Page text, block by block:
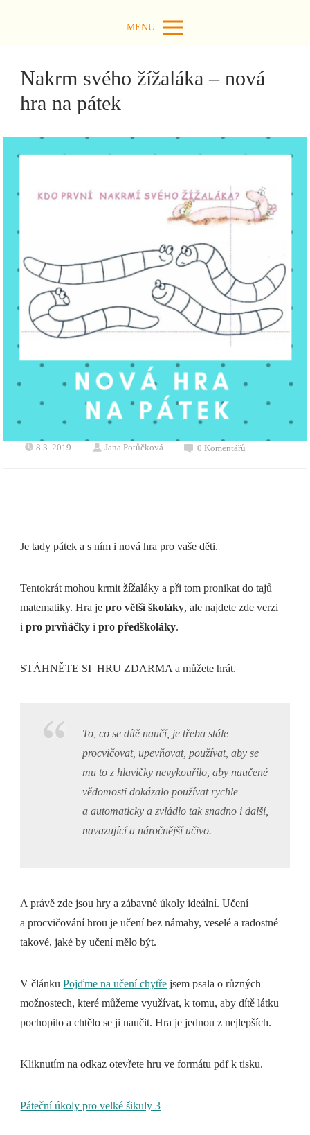
MENU
Nakrm svého žížaláka – nová
hra na pátek
8.3. 2019 Jana Potůčková 0 Komentářů
Je tady pátek a s ním i nová hra pro vaše děti.
Tentokrát mohou krmit žížaláky a při tom pronikat do tajů
matematiky. Hra jepro větší školáky, ale najdete zde verzi
ipro prvňáčky ipro předškoláky.
STÁHNĚTE SI HRU ZDARMA a můžete hrát.
To, co se dítě naučí, je třeba stále
procvičovat, upevňovat, používat, aby se
mu to z hlavičky nevykouřilo, aby naučené
vědomosti dokázalo používat rychle
a automaticky a zvládlo tak snadno i další,
navazující a náročnější učivo.
A právě zde jsou hry a zábavné úkoly ideální. Učení
a procvičování hrou je učení bez námahy, veselé a radostné –
takové, jaké by učení mělo být.
V článkuPojďme na učení chytře jsem psala o různých
možnostech, které můžeme využívat, k tomu, aby dítě látku
pochopilo a chtělo se ji naučit. Hra je jednou z nejlepších.
Kliknutím na odkaz otevřete hru ve formátu pdf k tisku.
Páteční úkoly pro velké šikuly 3